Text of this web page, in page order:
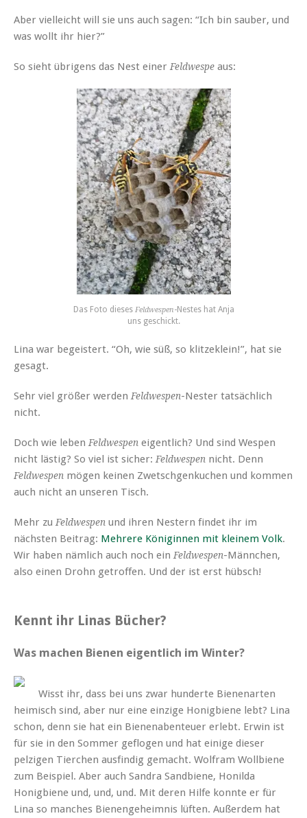
Aber vielleicht will sie uns auch sagen: “Ich bin sauber, und
was wollt ihr hier?”
So sieht übrigens das Nest einer Feldwespe aus:
Das Foto dieses Feldwespen-Nestes hat Anja
uns geschickt.
Lina war begeistert. “Oh, wie süß, so klitzeklein!”, hat sie
gesagt.
Sehr viel größer werden Feldwespen-Nester tatsächlich
nicht.
Doch wie leben Feldwespen eigentlich? Und sind Wespen
nicht lästig? So viel ist sicher: Feldwespen nicht. Denn
Feldwespen mögen keinen Zwetschgenkuchen und kommen
auch nicht an unseren Tisch.
Mehr zu Feldwespen und ihren Nestern findet ihr im
nächsten Beitrag: Mehrere Königinnen mit kleinem Volk.
Wir haben nämlich auch noch ein Feldwespen-Männchen,
also einen Drohn getroffen. Und der ist erst hübsch!
Kennt ihr Linas Bücher?
Was machen Bienen eigentlich im Winter?
Wisst ihr, dass bei uns zwar hunderte Bienenarten
heimisch sind, aber nur eine einzige Honigbiene lebt? Lina
schon, denn sie hat ein Bienenabenteuer erlebt. Erwin ist
für sie in den Sommer geflogen und hat einige dieser
pelzigen Tierchen ausfindig gemacht. Wolfram Wollbiene
zum Beispiel. Aber auch Sandra Sandbiene, Honilda
Honigbiene und, und, und. Mit deren Hilfe konnte er für
Lina so manches Bienengeheimnis lüften. Außerdem hat